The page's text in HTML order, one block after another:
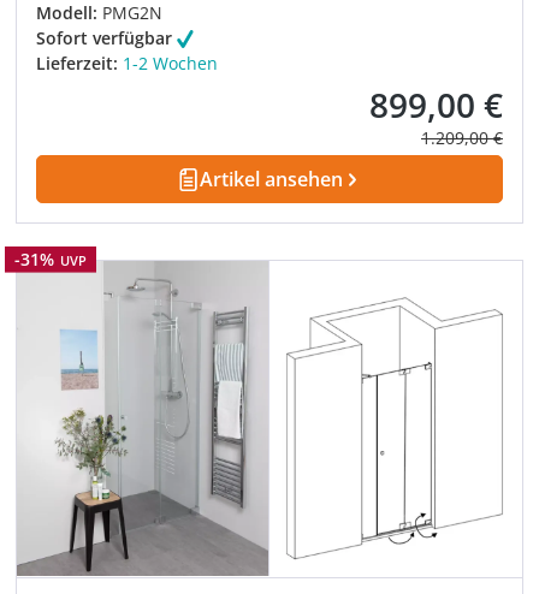
Modell: PMG2N
Sofort verfügbar
Lieferzeit: 1-2 Wochen
Verkaufspreis:
899,00 €
Regulärer
1.209,00 €
Artikel ansehen
Rabatt
-31% UVP